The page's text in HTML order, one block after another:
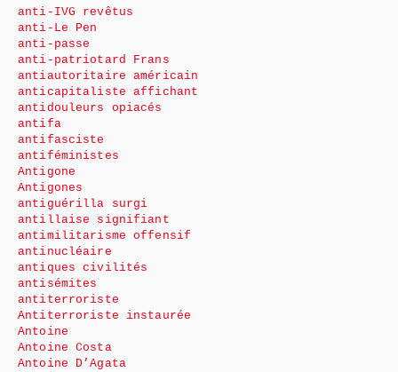
anti-IVG revêtus
anti-Le Pen
anti-passe
anti-patriotard Frans
antiautoritaire américain
anticapitaliste affichant
antidouleurs opiacés
antifa
antifasciste
antiféministes
Antigone
Antigones
antiguérilla surgi
antillaise signifiant
antimilitarisme offensif
antinucléaire
antiques civilités
antisémites
antiterroriste
Antiterroriste instaurée
Antoine
Antoine Costa
Antoine D’Agata